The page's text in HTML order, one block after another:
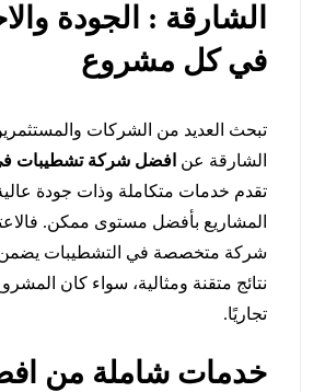
الشارقة : الجودة
في كل مشروع
تبحث العديد من الشركات
الشارقة عن افضل شركة تشطيبات
تقدم خدمات متكاملة وذات جودة
المشاريع بأفضل مستوى ممكن.
شركة متخصصة في التشطيبات
نتائج متقنة ومثالية، سواء كان
تجاريًا.
خدمات شاملة من